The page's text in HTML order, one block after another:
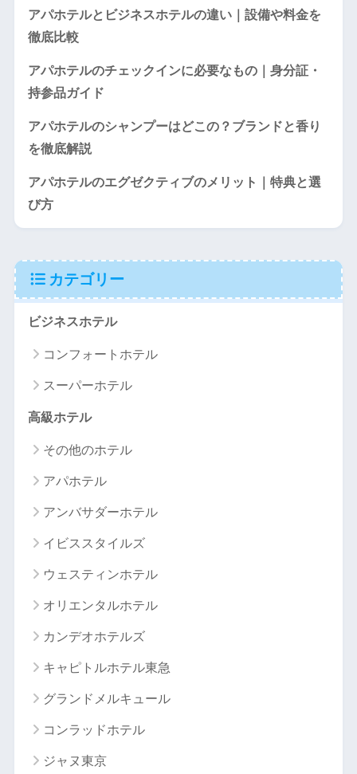
アパホテルとビジネスホテルの違い｜設備や料金を
徹底比較
アパホテルのチェックインに必要なもの｜身分証・
持参品ガイド
アパホテルのシャンプーはどこの？ブランドと香り
を徹底解説
アパホテルのエグゼクティブのメリット｜特典と選
び方
カテゴリー
ビジネスホテル
コンフォートホテル
スーパーホテル
高級ホテル
その他のホテル
アパホテル
アンバサダーホテル
イビススタイルズ
ウェスティンホテル
オリエンタルホテル
カンデオホテルズ
キャピトルホテル東急
グランドメルキュール
コンラッドホテル
ジャヌ東京